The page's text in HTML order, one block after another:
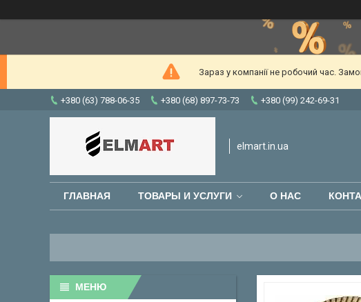
Зараз у компанії не робочий час.
+380 (63) 788-06-35 +380 (68) 897-73-73 +380 (99) 242-69-31
elmart.in.ua
ГЛАВНАЯ ТОВАРЫ И УСЛУГИ О НАС